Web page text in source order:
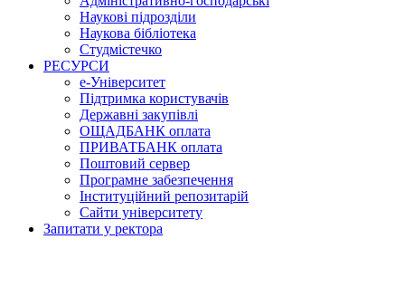
Наукові підрозділи
Наукова бібліотека
Студмістечко
РЕСУРСИ
е-Університет
Підтримка користувачів
Державні закупівлі
ОЩАДБАНК оплата
ПРИВАТБАНК оплата
Поштовий сервер
Програмне забезпечення
Інституційний репозитарій
Сайти університету
Запитати у ректора